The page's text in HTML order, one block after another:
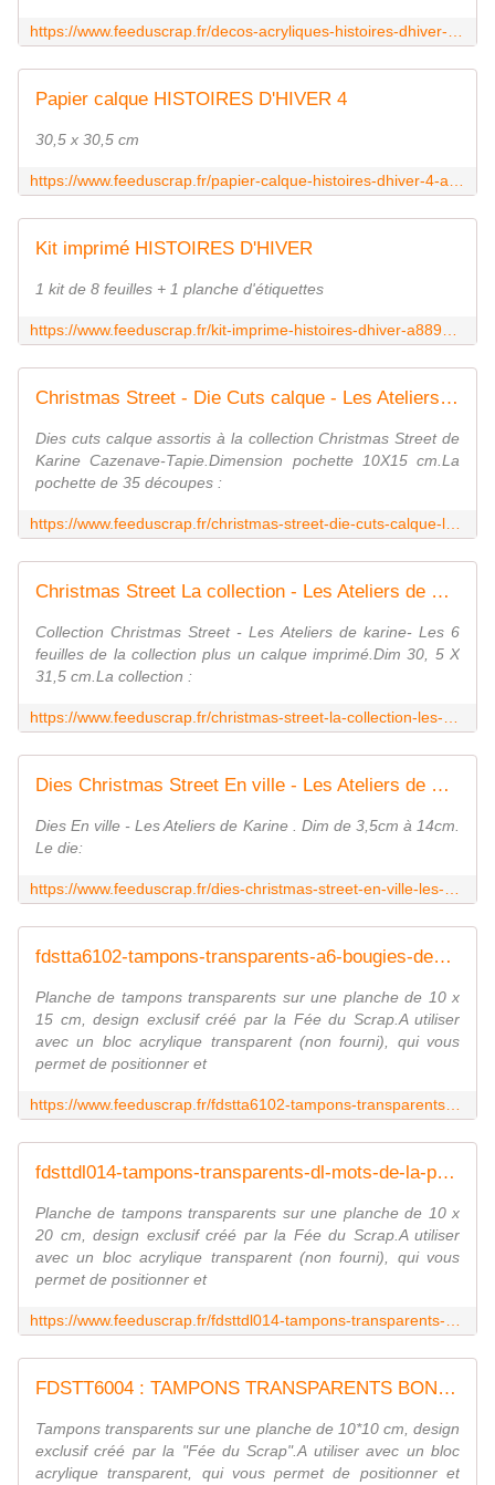
Papier calque HISTOIRES D'HIVER 4
30,5 x 30,5 cm
Kit imprimé HISTOIRES D'HIVER
1 kit de 8 feuilles + 1 planche d'étiquettes
Christmas Street - Die Cuts calque - Les Ateliers de Karine
Dies cuts calque assortis à la collection Christmas Street de
Karine Cazenave-Tapie.Dimension pochette 10X15 cm.La
pochette de 35 découpes :
Christmas Street La collection - Les Ateliers de Karine
Collection Christmas Street - Les Ateliers de karine- Les 6
feuilles de la collection plus un calque imprimé.Dim 30, 5 X
31,5 cm.La collection :
Dies Christmas Street En ville - Les Ateliers de Karine
Dies En ville - Les Ateliers de Karine . Dim de 3,5cm à 14cm.
Le die:
fdstta6102-tampons-transparents-a6-bougies-decorees Fée du Scrap
Planche de tampons transparents sur une planche de 10 x
15 cm, design exclusif créé par la Fée du Scrap.A utiliser
avec un bloc acrylique transparent (non fourni), qui vous
permet de positionner et
fdsttdl014-tampons-transparents-dl-mots-de-la-photo FEE DU SCRAP
Planche de tampons transparents sur une planche de 10 x
20 cm, design exclusif créé par la Fée du Scrap.A utiliser
avec un bloc acrylique transparent (non fourni), qui vous
permet de positionner et
FDSTT6004 : TAMPONS TRANSPARENTS BONHEUR fee du scrap
Tampons transparents sur une planche de 10*10 cm, design
exclusif créé par la "Fée du Scrap".A utiliser avec un bloc
acrylique transparent, qui vous permet de positionner et